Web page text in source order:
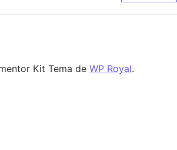
Kit Tema de WP Royal.